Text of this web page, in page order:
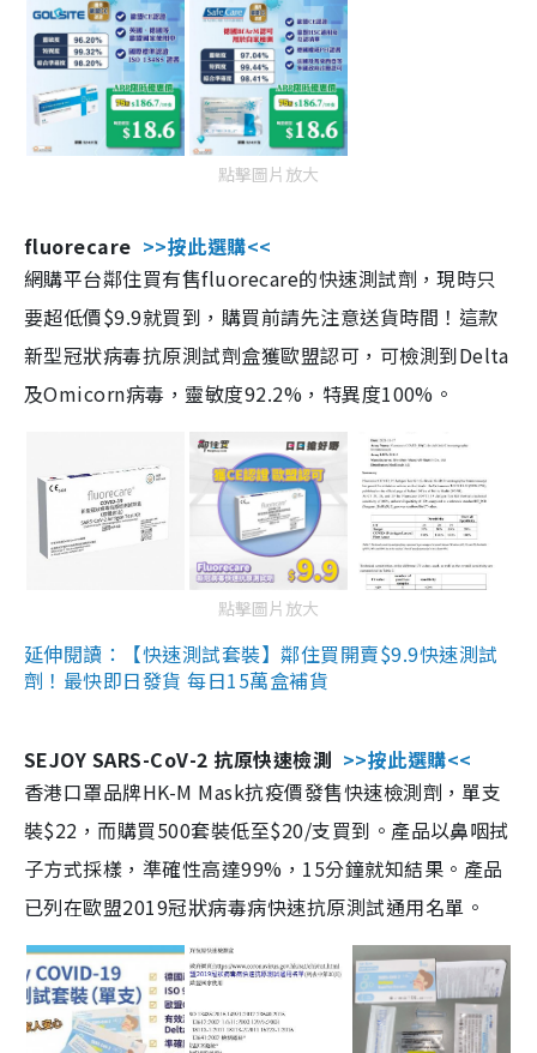
點擊圖片放大
fluorecare >>按此選購<<
網購平台鄰住買有售fluorecare的快速測試劑，現時只
要超低價$9.9就買到，購買前請先注意送貨時間！這款
新型冠狀病毒抗原測試劑盒獲歐盟認可，可檢測到Delta
及Omicorn病毒，靈敏度92.2%，特異度100%。
點擊圖片放大
延伸閱讀：【快速測試套裝】鄰住買開賣$9.9快速測試
劑！最快即日發貨 每日15萬盒補貨
SEJOY SARS-CoV-2 抗原快速檢測 >>按此選購<<
香港口罩品牌HK-M Mask抗疫價發售快速檢測劑，單支
裝$22，而購買500套裝低至$20/支買到。產品以鼻咽拭
子方式採樣，準確性高達99%，15分鐘就知結果。產品
已列在歐盟2019冠狀病毒病快速抗原測試通用名單。